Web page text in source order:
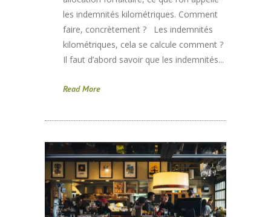
les indemnités kilométriques. Comment
faire, concrètement ? Les indemnités
kilométriques, cela se calcule comment ?
Il faut d’abord savoir que les indemnités...
Read More